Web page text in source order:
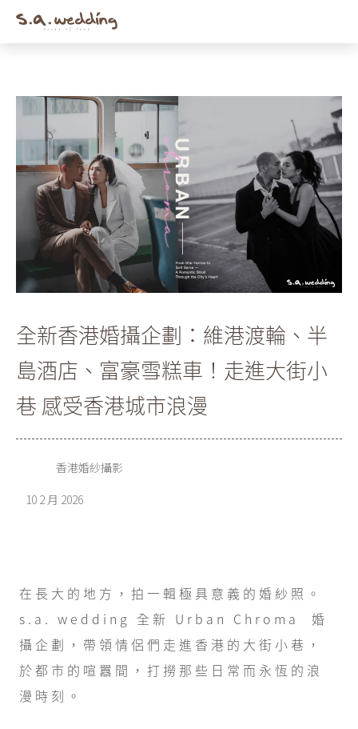
Skip
全新香港婚攝企劃：維港渡輪、半
島酒店、富豪雪糕車！走進大街小
巷 感受香港城市浪漫
香港婚紗攝影
10 2 月 2026
在長大的地方，拍一輯極具意義的婚紗照。
s.a. wedding 全新 Urban Chroma 婚
攝企劃，帶領情侶們走進香港的大街小巷，
於都市的喧囂間，打撈那些日常而永恆的浪
漫時刻。